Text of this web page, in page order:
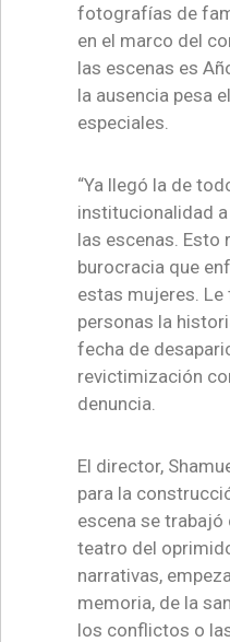
fotografías de
en el marco del
las escenas es
la ausencia pesa
especiales.
“Ya llegó la de
institucionalidad
las escenas. Esto
burocracia que
estas mujeres.
personas la
fecha de
revictimización
denuncia.
El director,
para la
escena se
teatro del
narrativas,
memoria, de la
los conflictos o